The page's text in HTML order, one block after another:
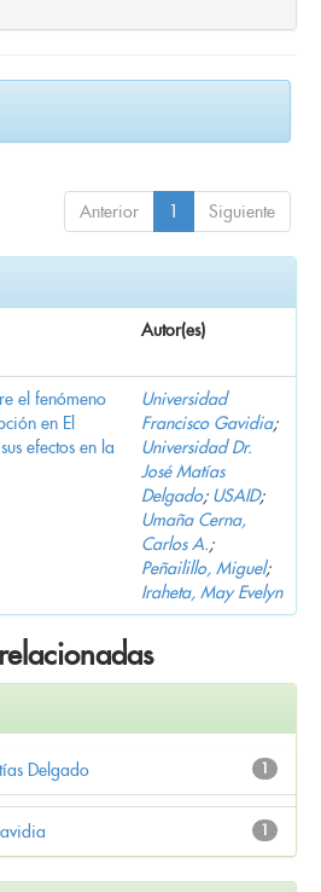
Anterior 1 Siguiente
Autor(es)
el fenómeno
en El
efectos en la
Universidad
Francisco Gavidia;
Universidad Dr.
José Matías
Delgado; USAID;
Umaña Cerna,
Carlos A.;
Peñailillo, Miguel;
Iraheta, May Evelyn
1
Delgado
1